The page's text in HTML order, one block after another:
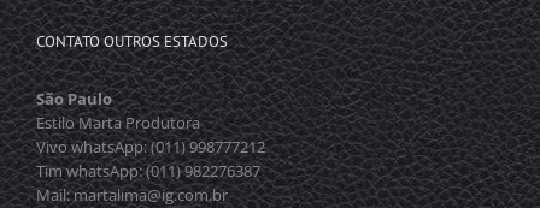
CONTATO OUTROS ESTADOS
São Paulo
Estilo Marta Produtora
Vivo whatsApp: (011) 998777212
Tim whatsApp: (011) 982276387
Mail: martalima@ig.com.br